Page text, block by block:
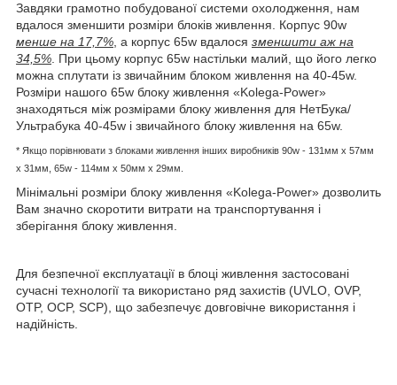
Завдяки грамотно побудованої системи охолодження, нам
вдалося зменшити розміри блоків живлення. Корпус 90w
менше на 17,7% , а корпус 65w вдалося зменшити аж на
34,5% . При цьому корпус 65w настільки малий, що його легко
можна сплутати із звичайним блоком живлення на 40-45w.
Розміри нашого 65w блоку живлення «Kolega-Power»
знаходяться між розмірами блоку живлення для НетБука/
Ультрабука 40-45w і звичайного блоку живлення на 65w.
* Якщо порівнювати з блоками живлення інших виробників 90w - 131мм x 57мм
x 31мм, 65w - 114мм х 50мм x 29мм.
Мінімальні розміри блоку живлення «Kolega-Power» дозволить
Вам значно скоротити витрати на транспортування і
зберігання блоку живлення.
Для безпечної експлуатації в блоці живлення застосовані
сучасні технології та використано ряд захистів (UVLO, OVP,
OTP, OCP, SCP), що забезпечує довговічне використання і
надійність.